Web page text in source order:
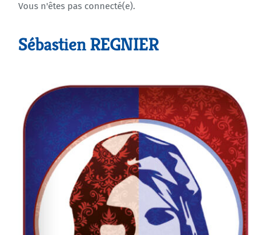
Agenda
Vous n'êtes pas connecté(e).
Sébastien REGNIER